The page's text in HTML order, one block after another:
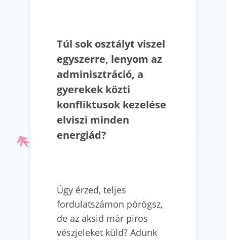
Túl sok osztályt viszel
egyszerre, lenyom az
adminisztráció, a
gyerekek közti
konfliktusok kezelése
elviszi minden
energiád?
Úgy érzed, teljes
fordulatszámon pörögsz,
de az aksid már piros
vészjeleket küld? Adunk